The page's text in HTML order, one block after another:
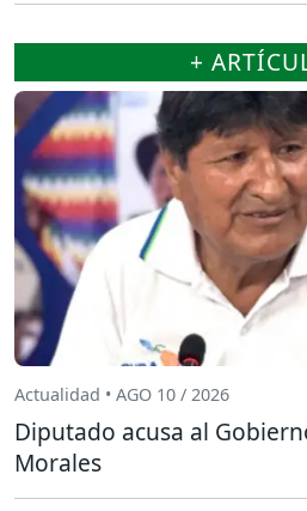
+
Actualidad • AGO 10 / 2026
Diputado acusa al
Morales